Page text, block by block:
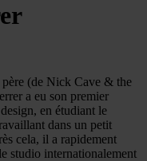
(de Nick Cave & the
a eu son premier
en étudiant le
dans un petit
cela, il a rapidement
studio internationalement